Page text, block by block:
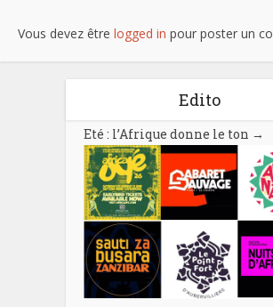
Vous devez être logged in pour poster un
Edito
Eté : l’Afrique donne le ton →